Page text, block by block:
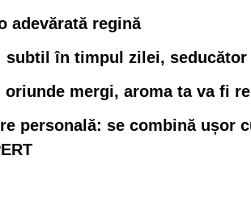
adevărată regină
în timpul zilei, seducător
mergi, aroma ta va fi
personală: se combină ușor